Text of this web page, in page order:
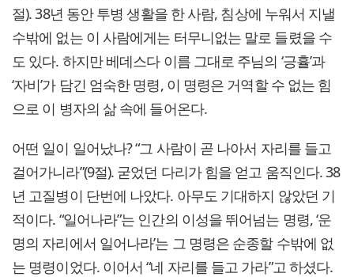
절). 38년 동안 투병 생활을 한 사람, 침상에 누워서 지낼
수밖에 없는 이 사람에게는 터무니없는 말로 들렸을 수
도 있다. 하지만 베데스다 이름 그대로 주님의 ‘긍휼’과
‘자비’가 담긴 엄숙한 명령, 이 명령은 거역할 수 없는 힘
으로 이 병자의 삶 속에 들어온다.
어떤 일이 일어났나? “그 사람이 곧 나아서 자리를 들고
걸어가니라”(9절). 굳었던 다리가 힘을 얻고 움직인다. 38
년 고질병이 단번에 나았다. 아무도 기대하지 않았던 기
적이다. “일어나라”는 인간의 이성을 뛰어넘는 명령, ‘운
명의 자리에서 일어나라’는 그 명령은 순종할 수밖에 없
는 명령이었다. 이어서 “네 자리를 들고 가라”고 하셨다.